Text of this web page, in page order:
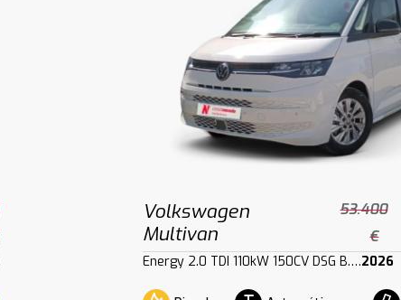
Volkswagen
Multivan
53.400
€
Energy 2.0 TDI 110kW 150CV DSG B.Larga2026